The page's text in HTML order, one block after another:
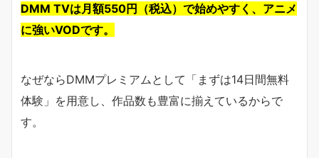
DMM TVは月額550円（税込）で始めやすく、アニメ
に強いVODです。
なぜならDMMプレミアムとして「まずは14日間無料
体験」を用意し、作品数も豊富に揃えているからで
す。